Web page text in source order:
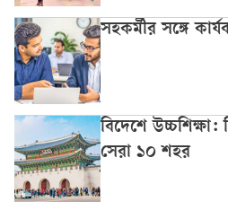
সহকর্মীর সঙ্গে
বিদেশে উচ্চশিক্ষা:
সেরা ১০ শহর